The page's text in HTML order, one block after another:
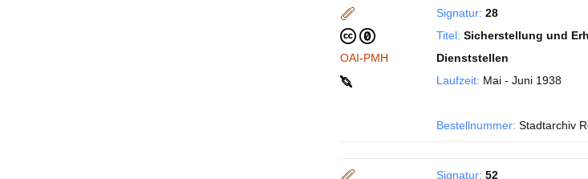
OAI-PMH
Signatur: 28
Titel: Sicherstellung und
Dienststellen
Laufzeit: Mai - Juni 1938
Bestellnummer: Stadtarchiv
Signatur: 52